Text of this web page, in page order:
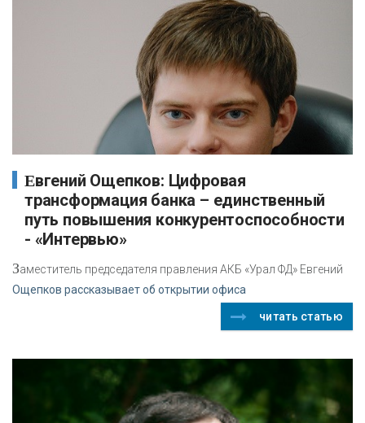
Евгений Ощепков: Цифровая
трансформация банка – единственный
путь повышения конкурентоспособности
- «Интервью»
Заместитель председателя правления АКБ «Урал ФД» Евгений
Ощепков рассказывает об открытии офиса
читать статью